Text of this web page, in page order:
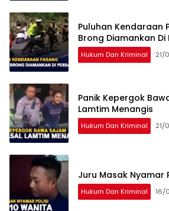
Puluhan Kendaraan
Brong Diamankan
Hukum Dan Kriminal 21/
Panik Kepergok
Lamtim Menangis
Hukum Dan Kriminal 21/
Juru Masak Nyamar
Hukum Dan Kriminal 16/